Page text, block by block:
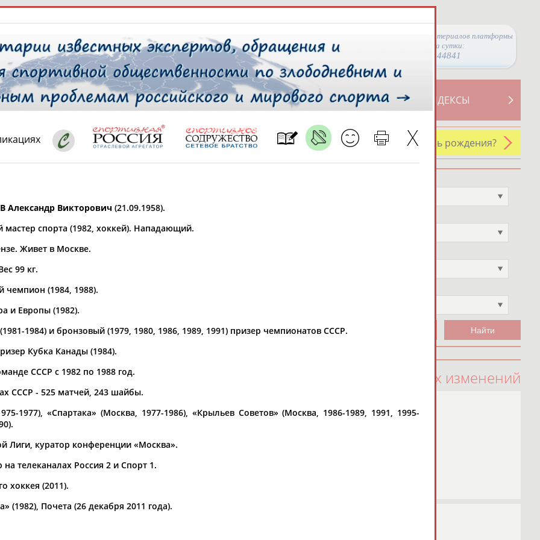
Просмотры материалов платформы
за сутки:
44841
СВОДНЫЕ ИНДЕКСЫ
ТАБЛО АКТИВНОСТИ
РЕСУРСНАЯ ПЛОЩАДКА
У кого сегодня день рождения?
* для действующих спортсменов
проживания
рождения
год
100 последних изменений
Александр Викторович (21.09.1958).
мастер спорта (1982, хоккей). Нападающий.
Живет в Москве.
99 кг.
чемпион (1984, 1988).
и Европы (1982).
1984) и бронзовый (1979, 1980, 1986, 1989, 1991) призер чемпионатов СССР.
Кубка Канады (1984).
СССР с 1982 по 1988 год.
СССР - 525 матчей, 243 шайбы.
1977), «Спартака» (Москва, 1977-1986), «Крыльев Советов» (Москва, 1986-1989, 1991, 1995-
Лиги, куратор конференции «Москва».
телеканалах Россия 2 и Спорт 1.
хоккея (2011).
(1982), Почета (26 декабря 2011 года).